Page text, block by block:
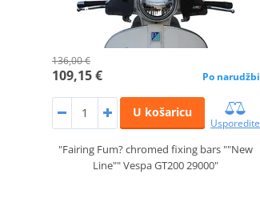
136,00 €
109,15 € Po narudžbi
U košaricu
Usporedite
"Fairing Fum? chromed fixing bars ""New
Line"" Vespa GT200 29000"